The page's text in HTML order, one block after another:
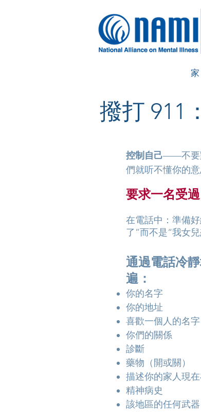
家
撥打 911
控制自己——不要
們就听不懂你的意
要求一名受過
在電話中：準備
了”而不是“我女兒
通過電話冷
遍：
你的名字
你的地址
喜歡一個人的名字
你們的關係
診斷
藥物（開或關）
描述你的家人現
精神病史
該地區的任何武器